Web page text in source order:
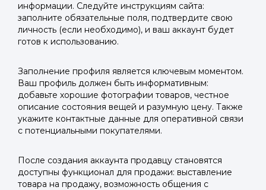
информации. Следуйте инструкциям сайта:
заполните обязательные поля, подтвердите свою
личность (если необходимо), и ваш аккаунт будет
готов к использованию.
Заполнение профиля является ключевым моментом.
Ваш профиль должен быть информативным:
добавьте хорошие фотографии товаров, честное
описание состояния вещей и разумную цену. Также
укажите контактные данные для оперативной связи
с потенциальными покупателями.
После создания аккаунта продавцу становятся
доступны функционал для продажи: выставление
товара на продажу, возможность общения с